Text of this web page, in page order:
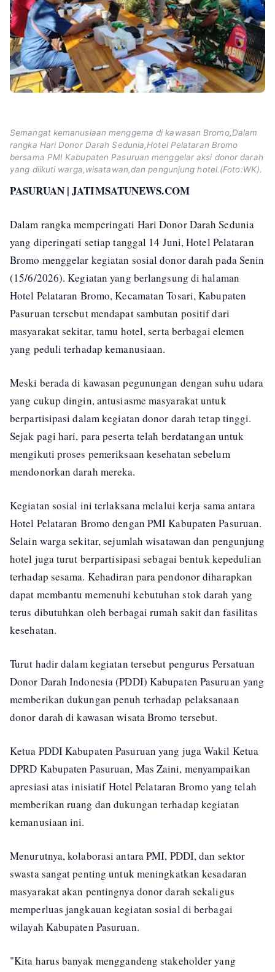
Semangat kemanusiaan menggema di kawasan Bromo,Dalam
rangka Hari Donor Darah Sedunia,Hotel Pelataran Bromo
bersama PMI Kabupaten Pasuruan menggelar aksi donor darah
yang diikuti warga,wisatawan,dan pengunjung hotel.(Foto:WK).
PASURUAN | JATIMSATUNEWS.COM
Dalam rangka memperingati Hari Donor Darah Sedunia
yang diperingati setiap tanggal 14 Juni, Hotel Pelataran
Bromo menggelar kegiatan sosial donor darah pada Senin
(15/6/2026). Kegiatan yang berlangsung di halaman
Hotel Pelataran Bromo, Kecamatan Tosari, Kabupaten
Pasuruan tersebut mendapat sambutan positif dari
masyarakat sekitar, tamu hotel, serta berbagai elemen
yang peduli terhadap kemanusiaan.
Meski berada di kawasan pegunungan dengan suhu udara
yang cukup dingin, antusiasme masyarakat untuk
berpartisipasi dalam kegiatan donor darah tetap tinggi.
Sejak pagi hari, para peserta telah berdatangan untuk
mengikuti proses pemeriksaan kesehatan sebelum
mendonorkan darah mereka.
Kegiatan sosial ini terlaksana melalui kerja sama antara
Hotel Pelataran Bromo dengan PMI Kabupaten Pasuruan.
Selain warga sekitar, sejumlah wisatawan dan pengunjung
hotel juga turut berpartisipasi sebagai bentuk kepedulian
terhadap sesama. Kehadiran para pendonor diharapkan
dapat membantu memenuhi kebutuhan stok darah yang
terus dibutuhkan oleh berbagai rumah sakit dan fasilitas
kesehatan.
Turut hadir dalam kegiatan tersebut pengurus Persatuan
Donor Darah Indonesia (PDDI) Kabupaten Pasuruan yang
memberikan dukungan penuh terhadap pelaksanaan
donor darah di kawasan wisata Bromo tersebut.
Ketua PDDI Kabupaten Pasuruan yang juga Wakil Ketua
DPRD Kabupaten Pasuruan, Mas Zaini, menyampaikan
apresiasi atas inisiatif Hotel Pelataran Bromo yang telah
memberikan ruang dan dukungan terhadap kegiatan
kemanusiaan ini.
Menurutnya, kolaborasi antara PMI, PDDI, dan sektor
swasta sangat penting untuk meningkatkan kesadaran
masyarakat akan pentingnya donor darah sekaligus
memperluas jangkauan kegiatan sosial di berbagai
wilayah Kabupaten Pasuruan.
"Kita harus banyak menggandeng stakeholder yang